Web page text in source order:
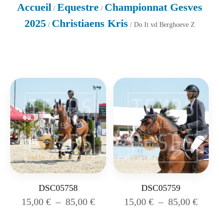
Accueil / Equestre/ Championnat Gesves
2025/ Christiaens Kris / Do It vd Berghoeve Z
DSC05758
15,00 € – 85,00 €
DSC05759
15,00€ – 85,00€